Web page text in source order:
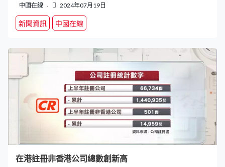
中國在線 2024年07月19日
新聞資訊 中國在線
在港註冊非香港公司總數創新高